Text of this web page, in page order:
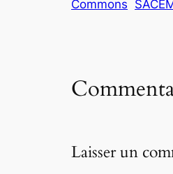
k
d
g
Commons
Laisser un